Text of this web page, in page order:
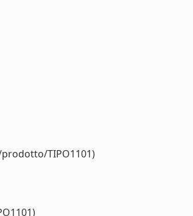
TIPO1101)